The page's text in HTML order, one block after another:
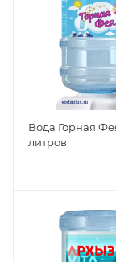
Вода Горная
литров